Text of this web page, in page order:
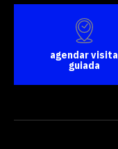
agendar visita
guiada